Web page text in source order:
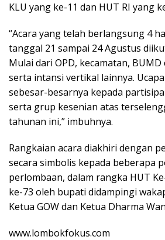
KLU yang ke-11 dan HUT RI yang
“Acara yang telah berlangsung 4
tanggal 21 sampai 24 Agustus
Mulai dari OPD, kecamatan,
serta intansi vertikal lainnya.
sebesar-besarnya kepada
serta grup kesenian atas
tahunan ini,” imbuhnya.
Rangkaian acara diakhiri dengan
secara simbolis kepada beberapa
perlombaan, dalam rangka HUT
ke-73 oleh bupati didampingi
Ketua GOW dan Ketua Dharma
www.lombokfokus.com